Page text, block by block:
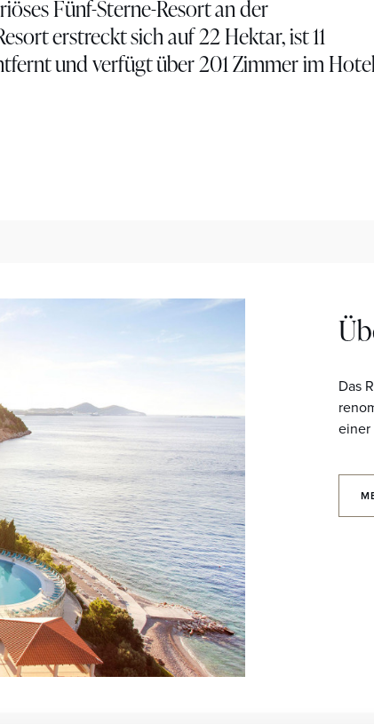
Fünf-Sterne-Resort an der
erstreckt sich auf 22 Hektar, ist 11
und verfügt über 201 Zimmer im
Das
einer